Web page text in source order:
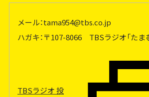
メール：tama954@tbs.co.jp
ハガキ：〒107-8066 TBSラジオ「たま
TBSラジオ 投